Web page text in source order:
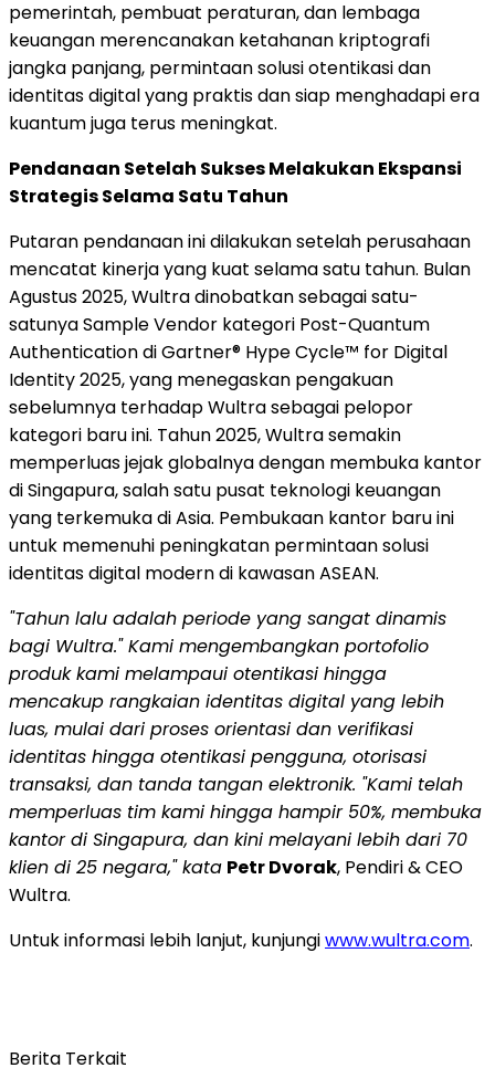
pemerintah, pembuat peraturan, dan lembaga
keuangan merencanakan ketahanan kriptografi
jangka panjang, permintaan solusi otentikasi dan
identitas digital yang praktis dan siap menghadapi era
kuantum juga terus meningkat.
Pendanaan Setelah Sukses Melakukan Ekspansi
Strategis Selama Satu Tahun
Putaran pendanaan ini dilakukan setelah perusahaan
mencatat kinerja yang kuat selama satu tahun. Bulan
Agustus 2025, Wultra dinobatkan sebagai satu-
satunya Sample Vendor kategori Post-Quantum
Authentication di Gartner® Hype Cycle™ for Digital
Identity 2025, yang menegaskan pengakuan
sebelumnya terhadap Wultra sebagai pelopor
kategori baru ini. Tahun 2025, Wultra semakin
memperluas jejak globalnya dengan membuka kantor
di Singapura, salah satu pusat teknologi keuangan
yang terkemuka di Asia. Pembukaan kantor baru ini
untuk memenuhi peningkatan permintaan solusi
identitas digital modern di kawasan ASEAN.
"Tahun lalu adalah periode yang sangat dinamis
bagi Wultra." Kami mengembangkan portofolio
produk kami melampaui otentikasi hingga
mencakup rangkaian identitas digital yang lebih
luas, mulai dari proses orientasi dan verifikasi
identitas hingga otentikasi pengguna, otorisasi
transaksi, dan tanda tangan elektronik. "Kami telah
memperluas tim kami hingga hampir 50%, membuka
kantor di Singapura, dan kini melayani lebih dari 70
klien di 25 negara," kata Petr Dvorak, Pendiri & CEO
Wultra.
Untuk informasi lebih lanjut, kunjungiwww.wultra.com.
Berita Terkait